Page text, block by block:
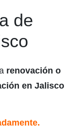
de
renovación o
en Jalisco